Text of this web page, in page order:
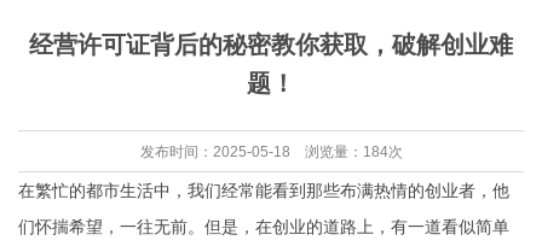
经营许可证背后的秘密教你获取，破解创业难
题！
发布时间：2025-05-18 浏览量：184次
在繁忙的都市生活中，我们经常能看到那些布满热情的创业者，他
们怀揣希望，一往无前。但是，在创业的道路上，有一道看似简单